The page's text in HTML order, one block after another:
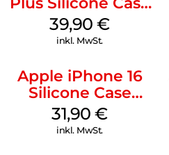
MagSafe Plum
39,90€
inkl. MwSt.
Apple iPhone 16
Silicone Case
MagSafe Fuchsia
31,90€
inkl. MwSt.